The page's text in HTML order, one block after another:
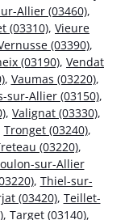
Allier (03460),
(03310), Vieure
(03390),
(03190), Vendat
, Vaumas (03220),
sur-Allier (03150),
, Valignat (03330),
Tronget (03240),
(03220),
sur-Allier
, Thiel-sur-
(03420), Teillet-
, Target (03140),